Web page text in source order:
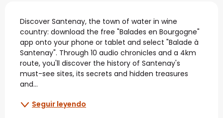
Descripción
Discover Santenay, the town of water in wine
country: download the free "Balades en Bourgogne"
app onto your phone or tablet and select "Balade à
Santenay". Through 10 audio chronicles and a 4km
route, you'll discover the history of Santenay's
must-see sites, its secrets and hidden treasures
and...
Seguir leyendo